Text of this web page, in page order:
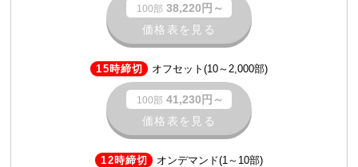
100部 38,220円～
価格表を見る
15時締切 オフセット(10～2,000部)
100部 41,230円～
価格表を見る
12時締切 オンデマンド(1～10部)